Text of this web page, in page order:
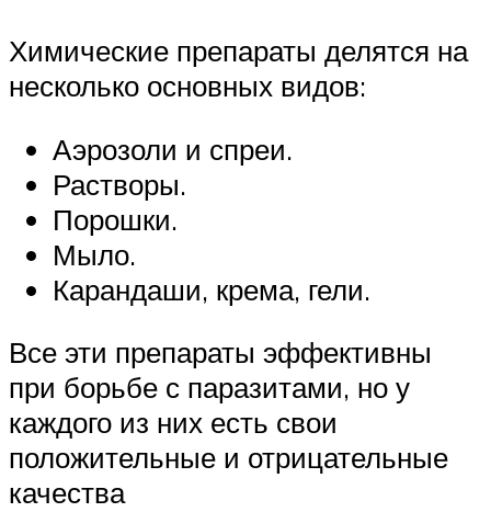
Химические препараты делятся на
несколько основных видов:
Аэрозоли и спреи.
Растворы.
Порошки.
Мыло.
Карандаши, крема, гели.
Все эти препараты эффективны
при борьбе с паразитами, но у
каждого из них есть свои
положительные и отрицательные
качества